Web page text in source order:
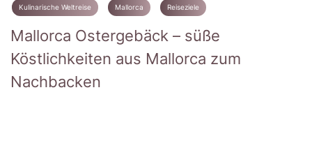
Kulinarische Weltreise Mallorca Reiseziele
Mallorca Ostergebäck – süße
Köstlichkeiten aus Mallorca zum
Nachbacken